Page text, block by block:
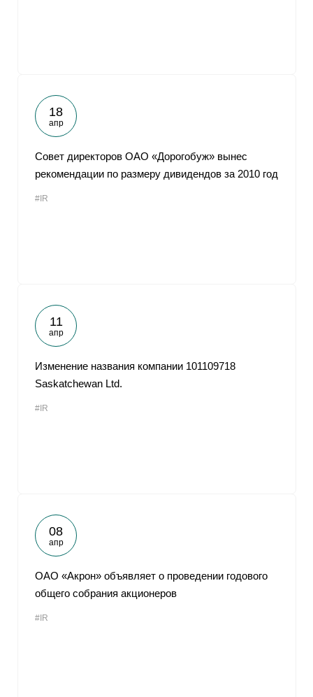
18
апр
Совет директоров ОАО «Дорогобуж» вынес
рекомендации по размеру дивидендов за 2010 год
#IR
11
апр
Изменение названия компании 101109718
Saskatchewan Ltd.
#IR
08
апр
ОАО «Акрон» объявляет о проведении годового
общего собрания акционеров
#IR